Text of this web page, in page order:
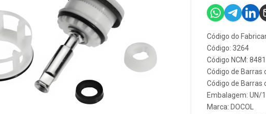
Código do
Código: 3264
Código NCM:
Código de Barras
Código de Barras
Embalagem: UN/1
Marca: DOCOL